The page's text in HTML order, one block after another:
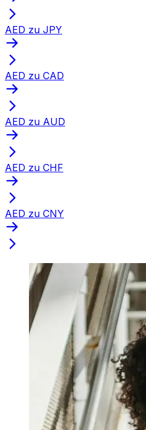
AED zu JPY
AED zu CAD
AED zu AUD
AED zu CHF
AED zu CNY